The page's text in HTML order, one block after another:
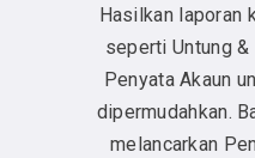
Hasilkan laporan
seperti Untung &
Penyata Akaun
dipermudahkan.
melancarkan